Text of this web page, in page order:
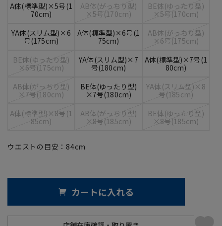
A体(標準型)×5号(1
70cm)
AB体(がっちり型)
×5号(170cm)
BE体(ゆったり型)
×5号(170cm)
YA体(スリム型)×6
号(175cm)
A体(標準型)×6号(1
75cm)
AB体(がっちり型)
×6号(175cm)
BE体(ゆったり型)
×6号(175cm)
YA体(スリム型)×7
号(180cm)
A体(標準型)×7号(1
80cm)
AB体(がっちり型)
×7号(180cm)
BE体(ゆったり型)
×7号(180cm)
YA体(スリム型)×8
号(185cm)
A体(標準型)×8号(1
85cm)
AB体(がっちり型)
×8号(185cm)
BE体(ゆったり型)
×8号(185cm)
ウエストの目安： 84cm
カートに入れる